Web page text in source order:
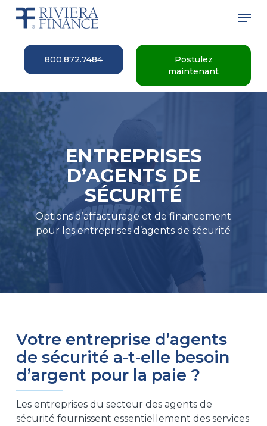
Skip
content
800.872.7484
Postulez
maintenant
ENTREPRISES
D’AGENTS DE
SÉCURITÉ
Options d’affacturage et de financement
pour les entreprises d’agents de sécurité
Votre entreprise d’agents
de sécurité a-t-elle besoin
d’argent pour la paie ?
Les entreprises du secteur des agents de
sécurité fournissent essentiellement des services
Menu